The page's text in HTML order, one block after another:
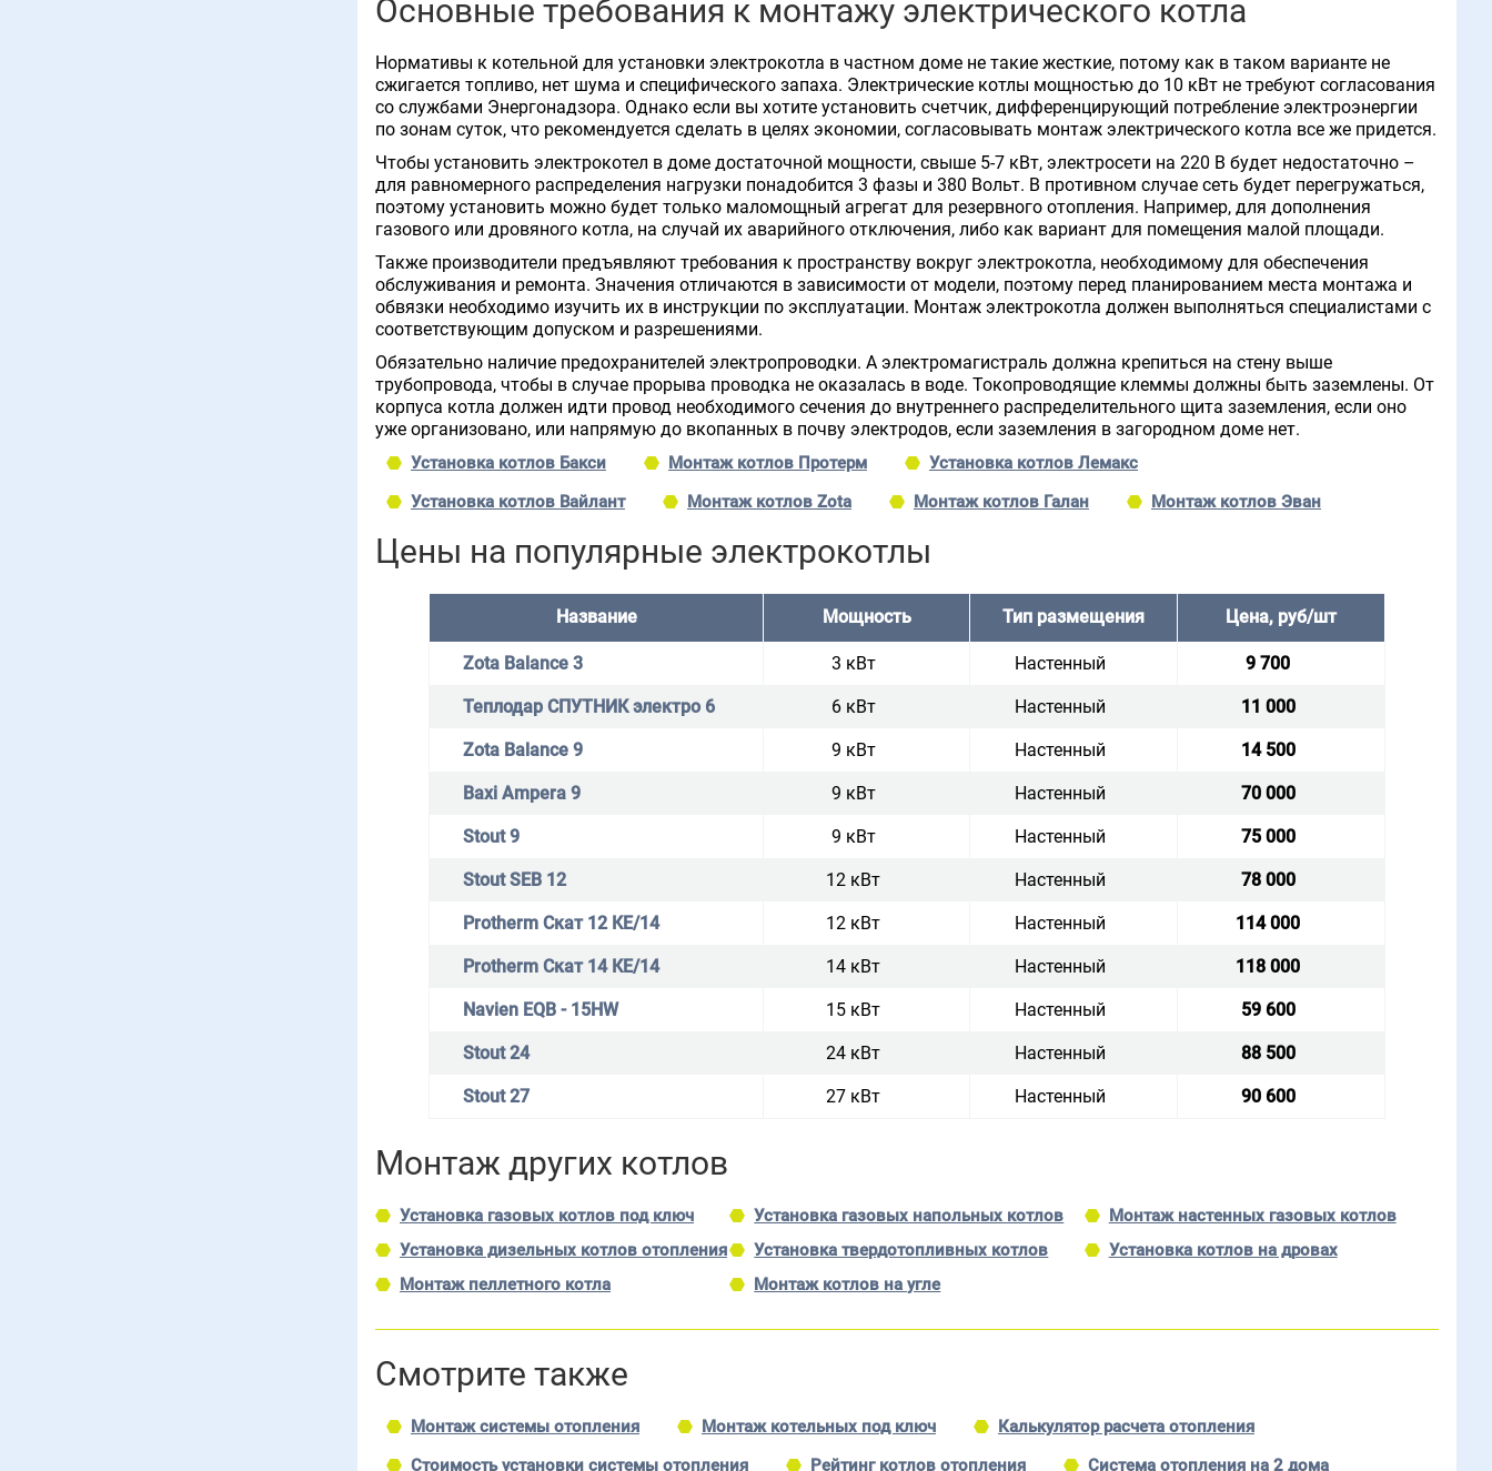
Основные требования к монтажу электрического котла
Нормативы к котельной для установки электрокотла в частном доме не такие жесткие, потому как в таком варианте не
сжигается топливо, нет шума и специфического запаха. Электрические котлы мощностью до 10 кВт не требуют согласования
со службами Энергонадзора. Однако если вы хотите установить счетчик, дифференцирующий потребление электроэнергии
по зонам суток, что рекомендуется сделать в целях экономии, согласовывать монтаж электрического котла все же придется.
Чтобы установить электрокотел в доме достаточной мощности, свыше 5-7 кВт, электросети на 220 В будет недостаточно –
для равномерного распределения нагрузки понадобится 3 фазы и 380 Вольт. В противном случае сеть будет перегружаться,
поэтому установить можно будет только маломощный агрегат для резервного отопления. Например, для дополнения
газового или дровяного котла, на случай их аварийного отключения, либо как вариант для помещения малой площади.
Также производители предъявляют требования к пространству вокруг электрокотла, необходимому для обеспечения
обслуживания и ремонта. Значения отличаются в зависимости от модели, поэтому перед планированием места монтажа и
обвязки необходимо изучить их в инструкции по эксплуатации. Монтаж электрокотла должен выполняться специалистами с
соответствующим допуском и разрешениями.
Обязательно наличие предохранителей электропроводки. А электромагистраль должна крепиться на стену выше
трубопровода, чтобы в случае прорыва проводка не оказалась в воде. Токопроводящие клеммы должны быть заземлены. От
корпуса котла должен идти провод необходимого сечения до внутреннего распределительного щита заземления, если оно
уже организовано, или напрямую до вкопанных в почву электродов, если заземления в загородном доме нет.
Установка котлов Бакси Монтаж котлов Протерм
Установка котлов Лемакс
Установка котлов Вайлант
Монтаж котлов Zota Монтаж котлов Галан Монтаж котлов Эван
Цены на популярные электрокотлы
Название Мощность Тип размещения Цена, руб/шт
Zota Balance 3 3 кВт Настенный 9 700
Теплодар СПУТНИК электро 6 6 кВт Настенный 11 000
Zota Balance 9 9 кВт Настенный 14 500
Baxi Ampera 9 9 кВт Настенный 70 000
Stout 9 9 кВт Настенный 75 000
Stout SEB 12 12 кВт Настенный 78 000
Protherm Скат 12 КE/14 12 кВт Настенный 114 000
Protherm Скат 14 КE/14 14 кВт Настенный 118 000
Navien EQB - 15HW 15 кВт Настенный 59 600
Stout 24 24 кВт Настенный 88 500
Stout 27 27 кВт Настенный 90 600
Монтаж других котлов
Установка газовых котлов под ключ Установка газовых напольных котлов
Монтаж настенных газовых котлов
Установка дизельных котлов отопления
Установка твердотопливных котлов
Установка котлов на дровах
Монтаж пеллетного котла
Монтаж котлов на угле
Смотрите также
Монтаж системы отопления Монтаж котельных под ключ
Калькулятор расчета отопления
Стоимость установки системы отопления
Рейтинг котлов отопления Система отопления на 2 дома